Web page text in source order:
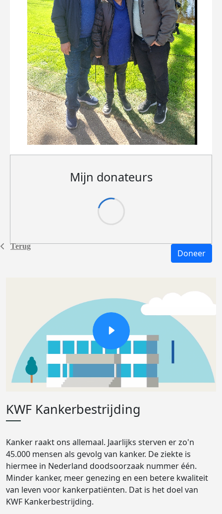
Terug
Mijn donateurs
Doneer
KWF Kankerbestrijding
Kanker raakt ons allemaal. Jaarlijks sterven er zo'n
45.000 mensen als gevolg van kanker. De ziekte is
hiermee in Nederland doodsoorzaak nummer één.
Minder kanker, meer genezing en een betere kwaliteit
van leven voor kankerpatiënten. Dat is het doel van
KWF Kankerbestrijding.